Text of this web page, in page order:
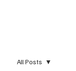
All Posts